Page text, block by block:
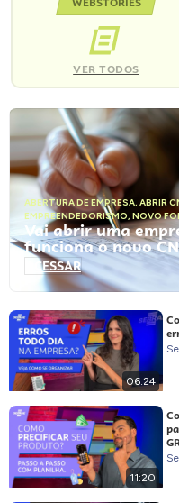
WEBSTORIES
VER TODOS
ABERTURA DE EMPRESA, ABRIR
EMPREENDEDORISMO, NOVO
Vai abrir uma
funciona o novo
ACESSAR
06:24
11:20